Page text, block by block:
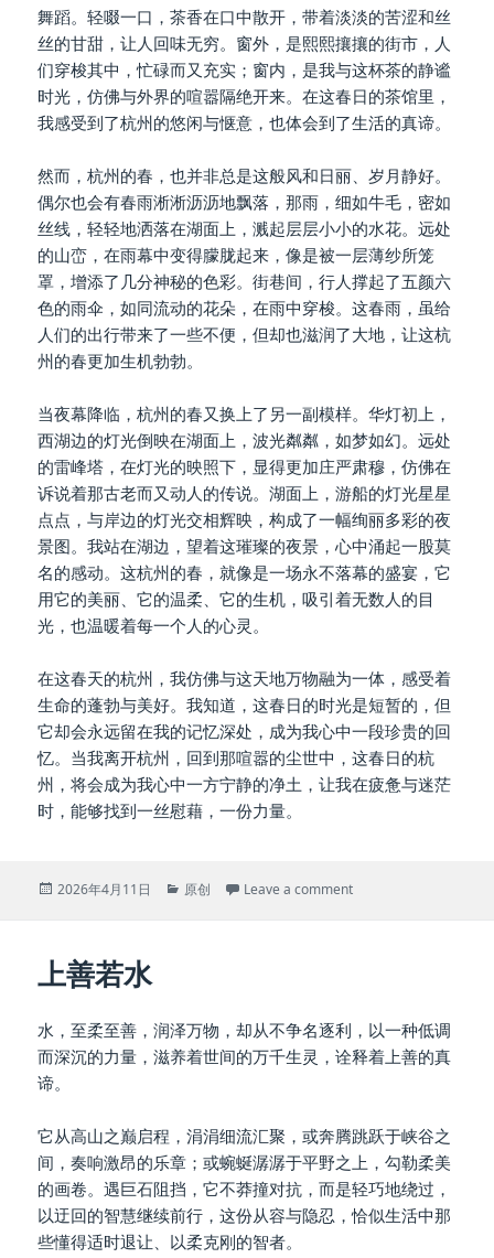
舞蹈。轻啜一口，茶香在口中散开，带着淡淡的苦涩和丝
丝的甘甜，让人回味无穷。窗外，是熙熙攘攘的街市，人
们穿梭其中，忙碌而又充实；窗内，是我与这杯茶的静谧
时光，仿佛与外界的喧嚣隔绝开来。在这春日的茶馆里，
我感受到了杭州的悠闲与惬意，也体会到了生活的真谛。
然而，杭州的春，也并非总是这般风和日丽、岁月静好。
偶尔也会有春雨淅淅沥沥地飘落，那雨，细如牛毛，密如
丝线，轻轻地洒落在湖面上，溅起层层小小的水花。远处
的山峦，在雨幕中变得朦胧起来，像是被一层薄纱所笼
罩，增添了几分神秘的色彩。街巷间，行人撑起了五颜六
色的雨伞，如同流动的花朵，在雨中穿梭。这春雨，虽给
人们的出行带来了一些不便，但却也滋润了大地，让这杭
州的春更加生机勃勃。
当夜幕降临，杭州的春又换上了另一副模样。华灯初上，
西湖边的灯光倒映在湖面上，波光粼粼，如梦如幻。远处
的雷峰塔，在灯光的映照下，显得更加庄严肃穆，仿佛在
诉说着那古老而又动人的传说。湖面上，游船的灯光星星
点点，与岸边的灯光交相辉映，构成了一幅绚丽多彩的夜
景图。我站在湖边，望着这璀璨的夜景，心中涌起一股莫
名的感动。这杭州的春，就像是一场永不落幕的盛宴，它
用它的美丽、它的温柔、它的生机，吸引着无数人的目
光，也温暖着每一个人的心灵。
在这春天的杭州，我仿佛与这天地万物融为一体，感受着
生命的蓬勃与美好。我知道，这春日的时光是短暂的，但
它却会永远留在我的记忆深处，成为我心中一段珍贵的回
忆。当我离开杭州，回到那喧嚣的尘世中，这春日的杭
州，将会成为我心中一方宁静的净土，让我在疲惫与迷茫
时，能够找到一丝慰藉，一份力量。
Posted
2026年4月11日 Categories
原创 Leave a commenton 春天的杭州
上善若水
水，至柔至善，润泽万物，却从不争名逐利，以一种低调
而深沉的力量，滋养着世间的万千生灵，诠释着上善的真
谛。
它从高山之巅启程，涓涓细流汇聚，或奔腾跳跃于峡谷之
间，奏响激昂的乐章；或蜿蜒潺潺于平野之上，勾勒柔美
的画卷。遇巨石阻挡，它不莽撞对抗，而是轻巧地绕过，
以迂回的智慧继续前行，这份从容与隐忍，恰似生活中那
些懂得适时退让、以柔克刚的智者。